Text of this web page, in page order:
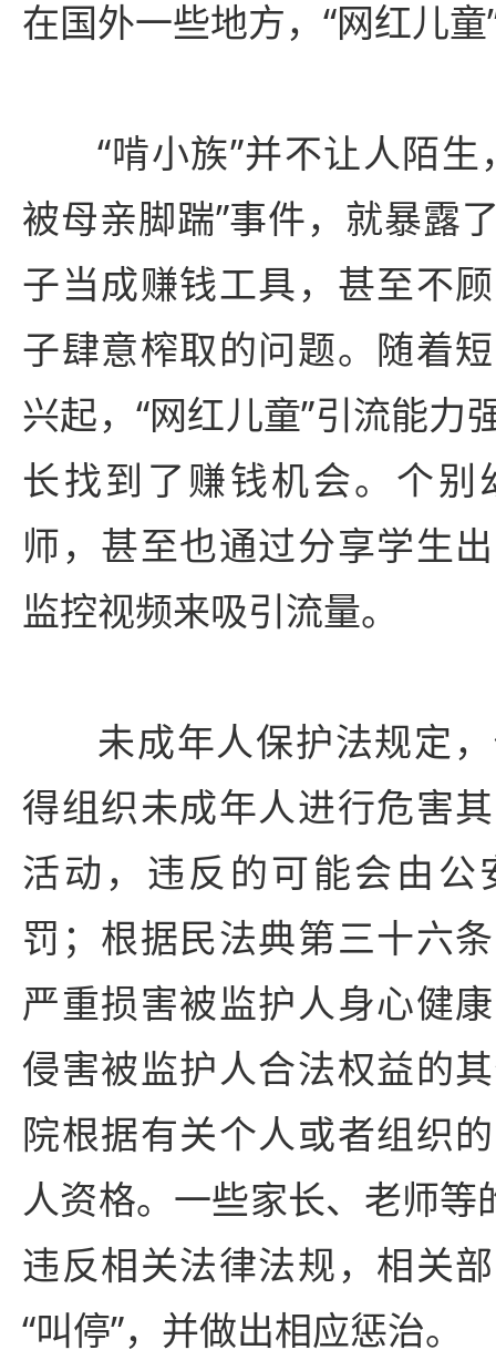
在国外一些地方，“网红儿童
“啃小族”并不让人陌
被母亲脚踹”事件，就暴露
子当成赚钱工具，甚至不
子肆意榨取的问题。随着
兴起，“网红儿童”引流能力
长找到了赚钱机会。个别
师，甚至也通过分享学生
监控视频来吸引流量。
未成年人保护法规定
得组织未成年人进行危害
活动，违反的可能会由公
罚；根据民法典第三十六
严重损害被监护人身心健
侵害被监护人合法权益的
院根据有关个人或者组织
人资格。一些家长、老师等
违反相关法律法规，相关
“叫停”，并做出相应惩治。